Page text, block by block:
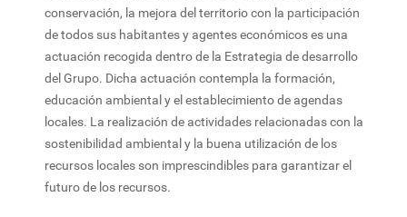
conservación, la mejora del territorio con la participación
de todos sus habitantes y agentes económicos es una
actuación recogida dentro de la Estrategia de desarrollo
del Grupo. Dicha actuación contempla la formación,
educación ambiental y el establecimiento de agendas
locales. La realización de actividades relacionadas con la
sostenibilidad ambiental y la buena utilización de los
recursos locales son imprescindibles para garantizar el
futuro de los recursos.